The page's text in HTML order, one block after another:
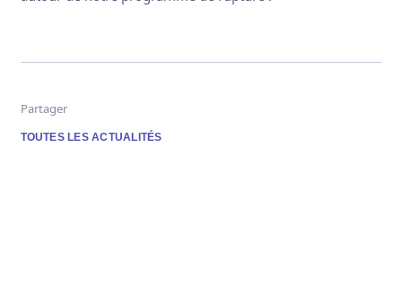
Partager
TOUTES LES ACTUALITÉS